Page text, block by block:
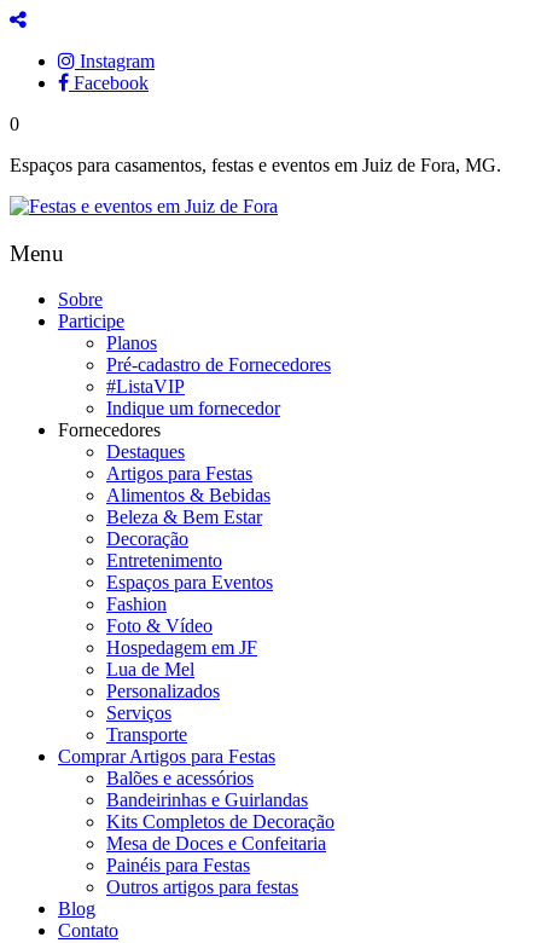
Instagram
Facebook
0
Espaços para casamentos, festas e eventos em Juiz de Fora, MG.
Menu
Sobre
Participe
Planos
Pré-cadastro de Fornecedores
#ListaVIP
Indique um fornecedor
Fornecedores
Destaques
Artigos para Festas
Alimentos & Bebidas
Beleza & Bem Estar
Decoração
Entretenimento
Espaços para Eventos
Fashion
Foto & Vídeo
Hospedagem em JF
Lua de Mel
Personalizados
Serviços
Transporte
Comprar Artigos para Festas
Balões e acessórios
Bandeirinhas e Guirlandas
Kits Completos de Decoração
Mesa de Doces e Confeitaria
Painéis para Festas
Outros artigos para festas
Blog
Contato